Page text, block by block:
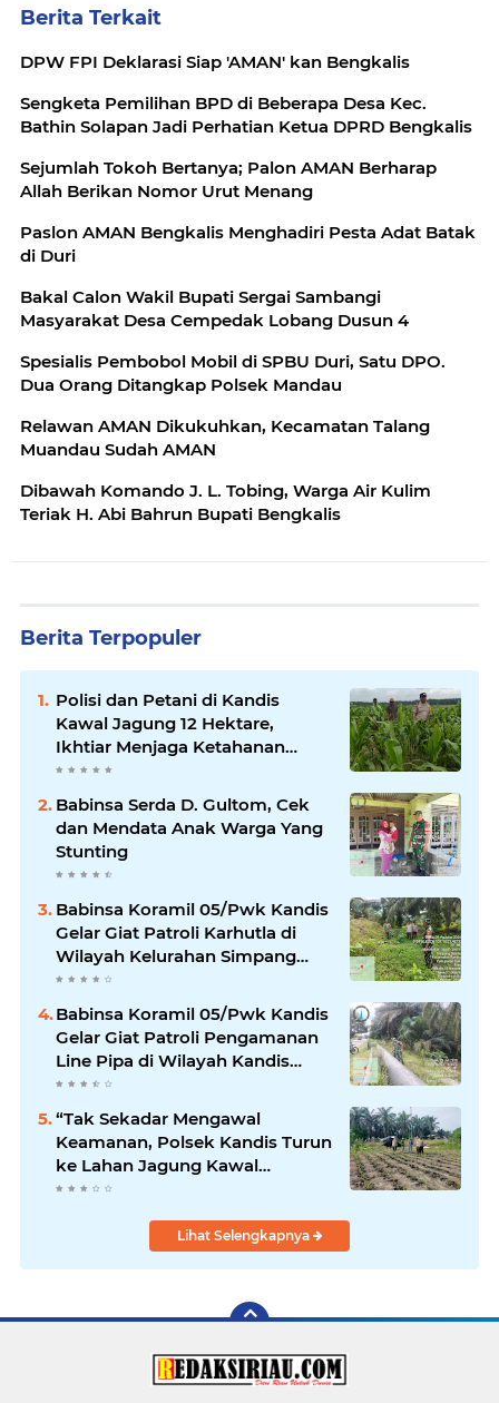
Berita Terkait
DPW FPI Deklarasi Siap 'AMAN' kan Bengkalis
Sengketa Pemilihan BPD di Beberapa Desa Kec.
Bathin Solapan Jadi Perhatian Ketua DPRD Bengkalis
Sejumlah Tokoh Bertanya; Palon AMAN Berharap
Allah Berikan Nomor Urut Menang
Paslon AMAN Bengkalis Menghadiri Pesta Adat Batak
di Duri
Bakal Calon Wakil Bupati Sergai Sambangi
Masyarakat Desa Cempedak Lobang Dusun 4
Spesialis Pembobol Mobil di SPBU Duri, Satu DPO.
Dua Orang Ditangkap Polsek Mandau
Relawan AMAN Dikukuhkan, Kecamatan Talang
Muandau Sudah AMAN
Dibawah Komando J. L. Tobing, Warga Air Kulim
Teriak H. Abi Bahrun Bupati Bengkalis
Berita Terpopuler
Polisi dan Petani di Kandis
Kawal Jagung 12 Hektare,
Ikhtiar Menjaga Ketahanan
Pangan
Babinsa Serda D. Gultom, Cek
dan Mendata Anak Warga Yang
Stunting
Babinsa Koramil 05/Pwk Kandis
Gelar Giat Patroli Karhutla di
Wilayah Kelurahan Simpang
Belutu
Babinsa Koramil 05/Pwk Kandis
Gelar Giat Patroli Pengamanan
Line Pipa di Wilayah Kandis
Kandis
“Tak Sekadar Mengawal
Keamanan, Polsek Kandis Turun
ke Lahan Jagung Kawal
Ketahanan Pangan
Lihat Selengkapnya